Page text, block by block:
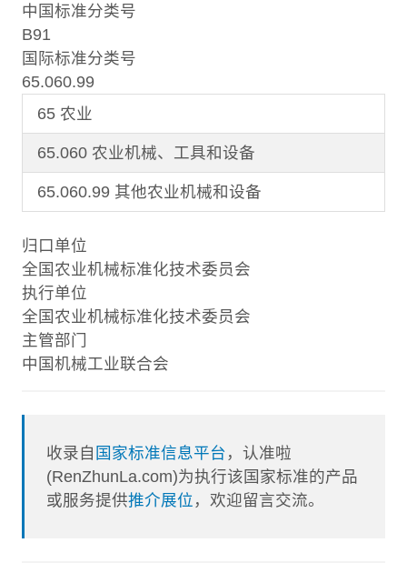
中国标准分类号
B91
国际标准分类号
65.060.99
65 农业
65.060 农业机械、工具和设备
65.060.99 其他农业机械和设备
归口单位
全国农业机械标准化技术委员会
执行单位
全国农业机械标准化技术委员会
主管部门
中国机械工业联合会
收录自 国家标准信息平台 ，认准啦
(RenZhunLa.com)为执行该国家标准的产品
或服务提供推介展位 ，欢迎留言交流。